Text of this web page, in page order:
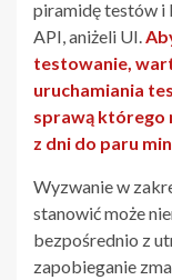
piramidę testów i
API, aniżeli UI.
testowanie,
uruchamiania
sprawą którego
z dni do paru
Wyzwanie w
stanowić może
bezpośrednio z
zapobieganie